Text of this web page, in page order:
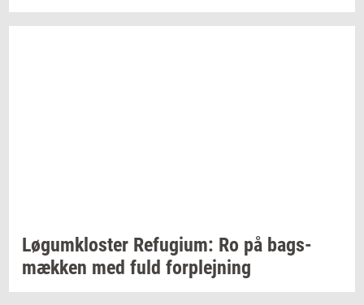
Løgum­klo­ster Re­fu­gi­um: Ro på bags­
mæk­ken med fuld for­plej­ning